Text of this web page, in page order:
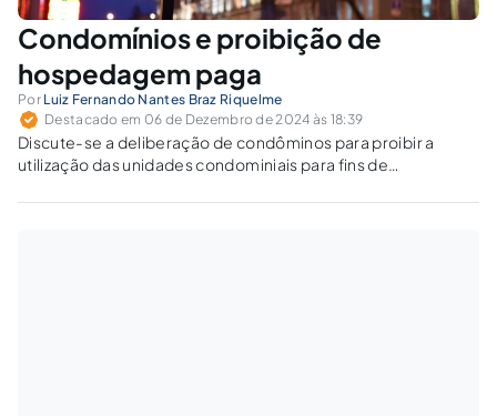
Condomínios e proibição de
hospedagem paga
Por Luiz Fernando Nantes Braz Riquelme
Destacado em 06 de Dezembro de 2024 às 18:39
Discute-se a deliberação de condôminos para proibir a
utilização das unidades condominiais para fins de